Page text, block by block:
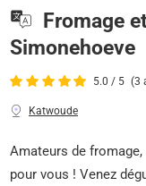
Fromage
Simonehoeve
5.0 / 5 (3
Katwoude
Amateurs de
pour vous ! Venez